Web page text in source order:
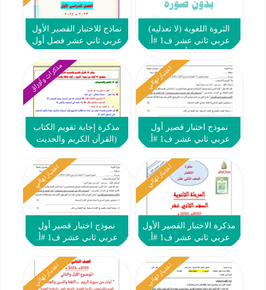
الثروة اللغوية (لا تعذليه)
عربي ثاني عشر ف1 #أ.
نماذج للاختبار القصير الأول
عربي ثاني عشر فصل أول
اختبار نهائي
نموذج اختبار قصير أول
عربي ثاني عشر ف1 #أ.
مذكرات وأوراق
مذكرة إجابة تقويم الكتاب
(القرآن الكريم والحديث
ف1
اختبار نهائي
مذكرة الاختبار القصير الأول
عربي ثاني عشر ف1 #أ.
اختبار نهائي
نموذج اختبار قصير أول
عربي ثاني عشر ف1 #أ.
اختبار نهائي اختبار نهائي